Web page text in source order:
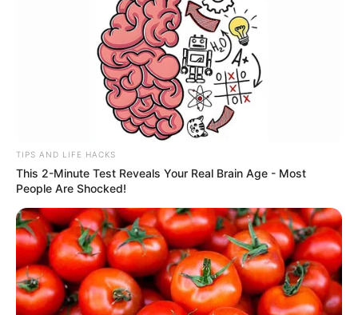
TIPS AND LIFE HACKS
This 2-Minute Test Reveals Your Real Brain Age - Most
People Are Shocked!